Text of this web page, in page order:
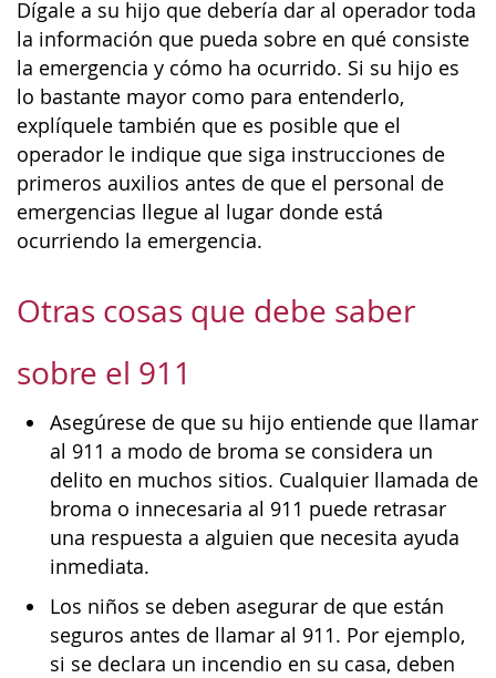
Dígale a su hijo que debería dar al operador toda
la información que pueda sobre en qué consiste
la emergencia y cómo ha ocurrido. Si su hijo es
lo bastante mayor como para entenderlo,
explíquele también que es posible que el
operador le indique que siga instrucciones de
primeros auxilios antes de que el personal de
emergencias llegue al lugar donde está
ocurriendo la emergencia.
Otras cosas que debe saber
sobre el 911
Asegúrese de que su hijo entiende que llamar
al 911 a modo de broma se considera un
delito en muchos sitios. Cualquier llamada de
broma o innecesaria al 911 puede retrasar
una respuesta a alguien que necesita ayuda
inmediata.
Los niños se deben asegurar de que están
seguros antes de llamar al 911. Por ejemplo,
si se declara un incendio en su casa, deben